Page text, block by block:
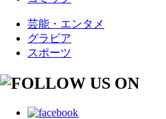
芸能・エンタメ
グラビア
スポーツ